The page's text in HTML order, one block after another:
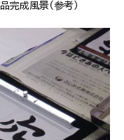
完成風景（参考）